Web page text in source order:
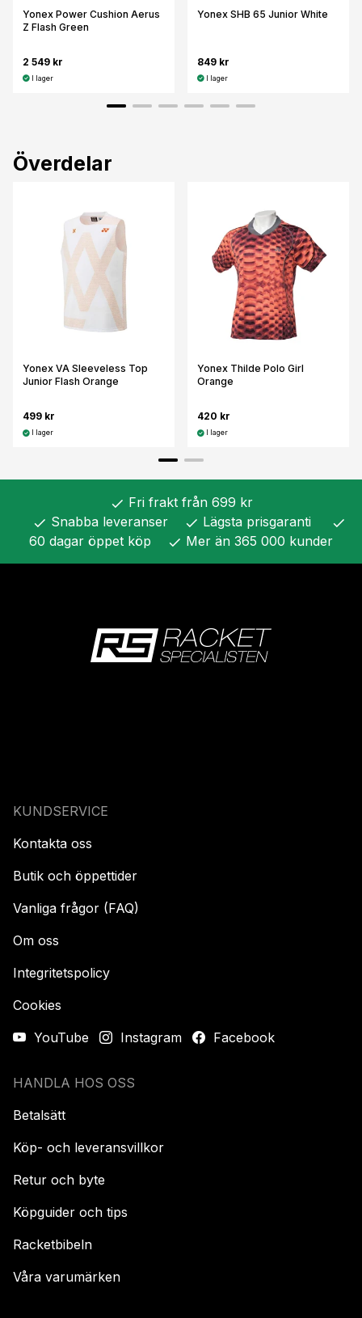
Yonex Power Cushion Aerus
Z Flash Green
2 549 kr
I lager
Yonex SHB 65 Junior White
849 kr
I lager
Överdelar
Yonex VA Sleeveless Top
Junior Flash Orange
499 kr
I lager
Yonex Thilde Polo Girl
Orange
420 kr
I lager
check Fri frakt från 699 kr
check Snabba leveranser check Lägsta prisgaranti check
60 dagar öppet köp check Mer än 365 000 kunder
KUNDSERVICE
Kontakta oss
Butik och öppettider
Vanliga frågor (FAQ)
Om oss
Integritetspolicy
Cookies
YouTube
Instagram Facebook
HANDLA HOS OSS
Betalsätt
Köp- och leveransvillkor
Retur och byte
Köpguider och tips
Racketbibeln
Våra varumärken